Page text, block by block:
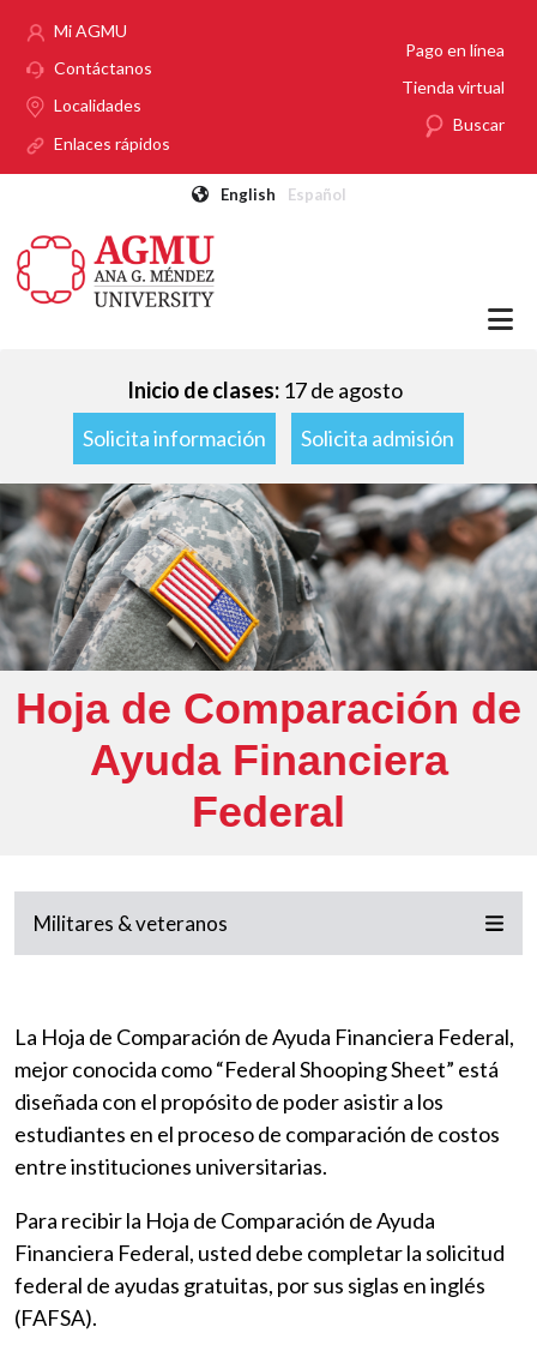
Mi AGMU
Contáctanos
Localidades
Enlaces rápidos
Pago en línea
Tienda virtual
Buscar
English Español
Inicio de clases: 17 de agosto
Solicita información
Solicita admisión
Hoja de Comparación de
Ayuda Financiera
Federal
Militares & veteranos
La Hoja de Comparación de Ayuda Financiera Federal,
mejor conocida como “Federal Shooping Sheet” está
diseñada con el propósito de poder asistir a los
estudiantes en el proceso de comparación de costos
entre instituciones universitarias.
Para recibir la Hoja de Comparación de Ayuda
Financiera Federal, usted debe completar la solicitud
federal de ayudas gratuitas, por sus siglas en inglés
(FAFSA).